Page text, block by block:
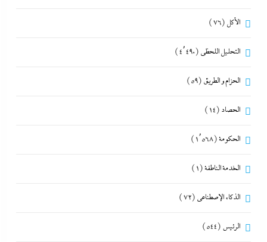
الأكل (76)
التحليل اللحظي (4٬490)
الحزام و الطريق (59)
الحصاد (14)
الحكومة(1٬568)
الخدمة الناطقة(1)
الذكاء الإصطناعي (72)
الرئيس (544)